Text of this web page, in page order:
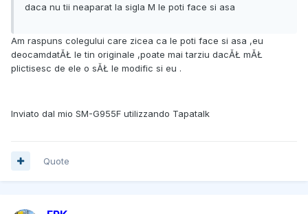
daca nu tii neaparat la sigla M le poti face si asa
Am raspuns colegului care zicea ca le poti face si asa ,eu
deocamdatĂŁ le tin originale ,poate mai tarziu dacĂŁ mĂŁ
plictisesc de ele o sĂŁ le modific si eu .
Inviato dal mio SM-G955F utilizzando Tapatalk
Quote